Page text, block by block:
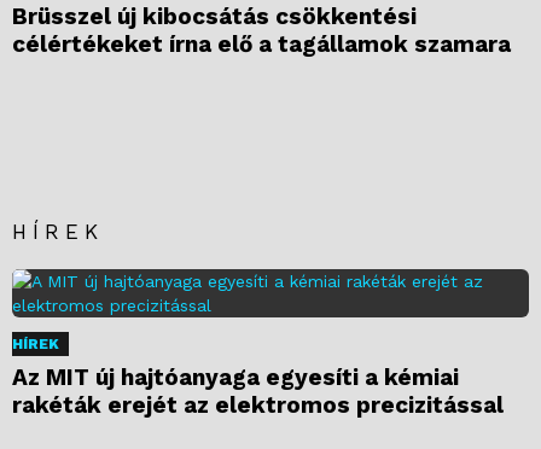
Brüsszel új kibocsátás csökkentési
célértékeket írna elő a tagállamok szamara
HÍREK
HÍREK
Az MIT új hajtóanyaga egyesíti a kémiai
rakéták erejét az elektromos precizitással